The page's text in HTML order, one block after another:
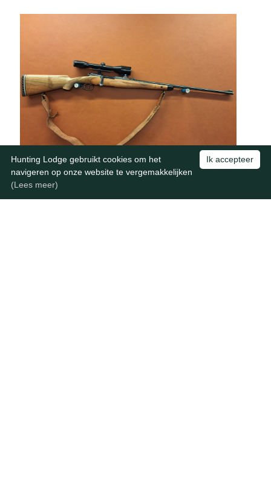
Ik accepteer
Hunting Lodge gebruikt cookies om het
navigeren op onze website te vergemakkelijken
(Lees meer)